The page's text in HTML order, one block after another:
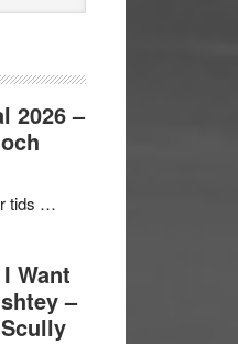
2026 –
tids …
Want
–